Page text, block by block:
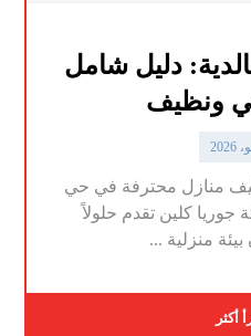
دليل شامل
ونظيف
منازل محترفة في حي
جوريا كلين تقدم حلولاً
منزلية ...
أكثر